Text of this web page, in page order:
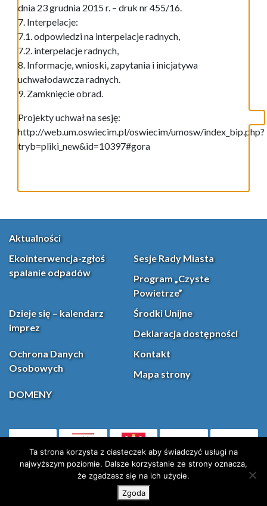
dnia 23 grudnia 2015 r. – druk nr 455/16.
7. Interpelacje:
7.1. odpowiedzi na interpelacje radnych,
7.2. interpelacje radnych,
8. Informacje, wnioski, zapytania i inicjatywa
uchwałodawcza radnych.
9. Zamknięcie obrad.
Projekty uchwał na sesję:
http://web.um.oswiecim.pl/oswiecim/umosw/index_bip.php?
tryb=pliki_new&id=10397#gora
Aktualności
Ekointerwencja-zgłoś
spalanie odpadów
Sesje Rady Miasta
Program „Czyste
Powietrze”
Dzieje się – kalendarz
imprez
Środki Unijne
Deklaracja dostępności
Ochrona Danych
Osobowych
Kontakt
Mapa strony
DOMENY
(otwiera się w nowej karcie)Facebook
X (Twitter)
Ta strona korzysta z ciasteczek aby świadczyć usługi na
najwyższym poziomie. Dalsze korzystanie ze strony oznacza,
że zgadzasz się na ich użycie.
Zgoda